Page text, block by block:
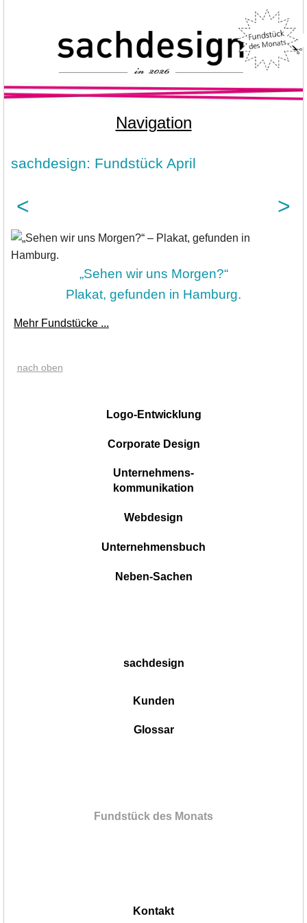
Navigation
sachdesign: Fundstück April
< >
„Sehen wir uns Morgen?“
Plakat, gefunden in Hamburg.
Mehr Fundstücke ...
nach oben
Logo-Entwicklung
Corporate Design
Unternehmens-
kommunikation
Webdesign
Unternehmensbuch
Neben-Sachen
sachdesign
Kunden
Glossar
Fundstück des Monats
Kontakt